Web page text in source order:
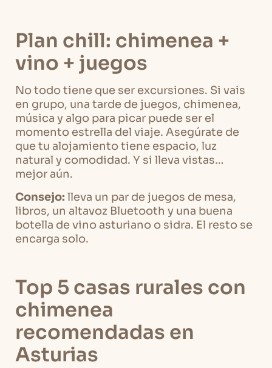
Plan chill: chimenea +
vino + juegos
No todo tiene que ser excursiones. Si vais
en grupo, una tarde de juegos, chimenea,
música y algo para picar puede ser el
momento estrella del viaje. Asegúrate de
que tu alojamiento tiene espacio, luz
natural y comodidad. Y si lleva vistas…
mejor aún.
Consejo: lleva un par de juegos de mesa,
libros, un altavoz Bluetooth y una buena
botella de vino asturiano o sidra. El resto se
encarga solo.
Top 5 casas rurales con
chimenea
recomendadas en
Asturias